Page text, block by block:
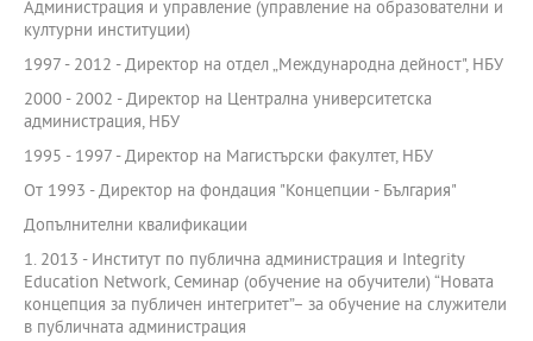
Администрация и управление (управление на образователни и
културни институции)
1997 - 2012 - Директор на отдел „Международна дейност", НБУ
2000 - 2002 - Директор на Централна университетска
администрация, НБУ
1995 - 1997 - Директор на Магистърски факултет, НБУ
От 1993 - Директор на фондация "Концепции - България"
Допълнителни квалификации
1. 2013 - Институт по публична администрация и Integrity
Education Network, Семинар (обучение на обучители) “Новата
концепция за публичен интегритет”– за обучение на служители
в публичната администрация